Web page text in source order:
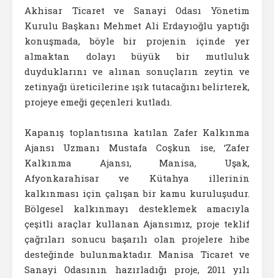
Akhisar Ticaret ve Sanayi Odası Yönetim
Kurulu Başkanı Mehmet Ali Erdayıoğlu yaptığı
konuşmada, böyle bir projenin içinde yer
almaktan dolayı büyük bir mutluluk
duyduklarını ve alınan sonuçların zeytin ve
zetinyağı üreticilerine ışık tutacağını belirterek,
projeye emeği geçenleri kutladı.
Kapanış toplantısına katılan Zafer Kalkınma
Ajansı Uzmanı Mustafa Coşkun ise, ‘Zafer
Kalkınma Ajansı, Manisa, Uşak,
Afyonkarahisar ve Kütahya illerinin
kalkınması için çalışan bir kamu kuruluşudur.
Bölgesel kalkınmayı desteklemek amacıyla
çeşitli araçlar kullanan Ajansımız, proje teklif
çağrıları sonucu başarılı olan projelere hibe
desteğinde bulunmaktadır. Manisa Ticaret ve
Sanayi Odasının hazırladığı proje, 2011 yılı